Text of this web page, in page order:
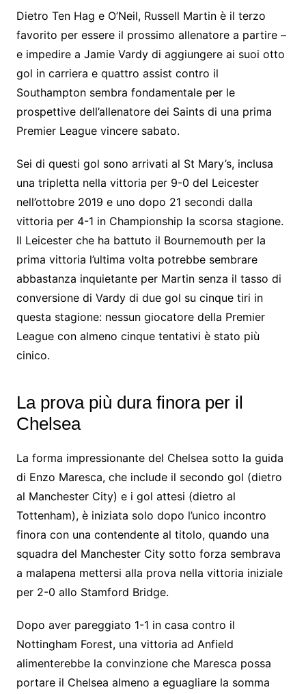
Dietro Ten Hag e O’Neil, Russell Martin è il terzo
favorito per essere il prossimo allenatore a partire –
e impedire a Jamie Vardy di aggiungere ai suoi otto
gol in carriera e quattro assist contro il
Southampton sembra fondamentale per le
prospettive dell’allenatore dei Saints di una prima
Premier League vincere sabato.
Sei di questi gol sono arrivati ​​al St Mary’s, inclusa
una tripletta nella vittoria per 9-0 del Leicester
nell’ottobre 2019 e uno dopo 21 secondi dalla
vittoria per 4-1 in Championship la scorsa stagione.
Il Leicester che ha battuto il Bournemouth per la
prima vittoria l’ultima volta potrebbe sembrare
abbastanza inquietante per Martin senza il tasso di
conversione di Vardy di due gol su cinque tiri in
questa stagione: nessun giocatore della Premier
League con almeno cinque tentativi è stato più
cinico.
La prova più dura finora per il
Chelsea
La forma impressionante del Chelsea sotto la guida
di Enzo Maresca, che include il secondo gol (dietro
al Manchester City) e i gol attesi (dietro al
Tottenham), è iniziata solo dopo l’unico incontro
finora con una contendente al titolo, quando una
squadra del Manchester City sotto forza sembrava
a malapena mettersi alla prova nella vittoria iniziale
per 2-0 allo Stamford Bridge.
Dopo aver pareggiato 1-1 in casa contro il
Nottingham Forest, una vittoria ad Anfield
alimenterebbe la convinzione che Maresca possa
portare il Chelsea almeno a eguagliare la somma